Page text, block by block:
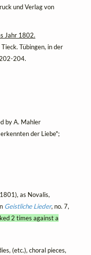
und Verlag von
Jahr 1802.
Tübingen, in der
204.
by A. Mahler
der Liebe";
as Novalis,
Geistliche Lieder, no. 7,
2 times against a
(etc.), choral pieces,